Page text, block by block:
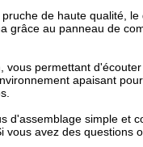
de haute qualité,
au panneau de
permettant
apaisant
d'assemblage simple
avez des